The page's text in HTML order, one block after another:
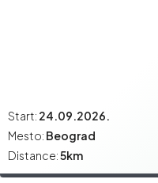
Start: 24.09.2026.
Mesto: Beograd
Distance:5km